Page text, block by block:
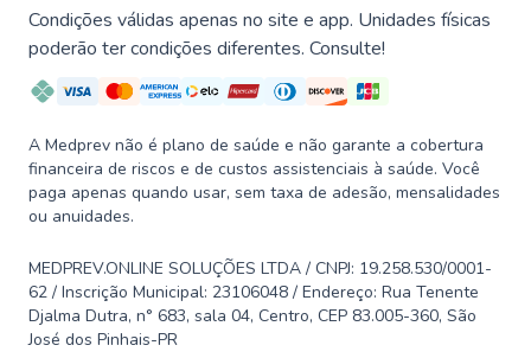
Condições válidas apenas no site e app. Unidades físicas
poderão ter condições diferentes. Consulte!
A Medprev não é plano de saúde e não garante a cobertura
financeira de riscos e de custos assistenciais à saúde. Você
paga apenas quando usar, sem taxa de adesão, mensalidades
ou anuidades.
MEDPREV.ONLINE SOLUÇÕES LTDA / CNPJ: 19.258.530/0001-
62 / Inscrição Municipal: 23106048 / Endereço: Rua Tenente
Djalma Dutra, n° 683, sala 04, Centro, CEP 83.005-360, São
José dos Pinhais-PR